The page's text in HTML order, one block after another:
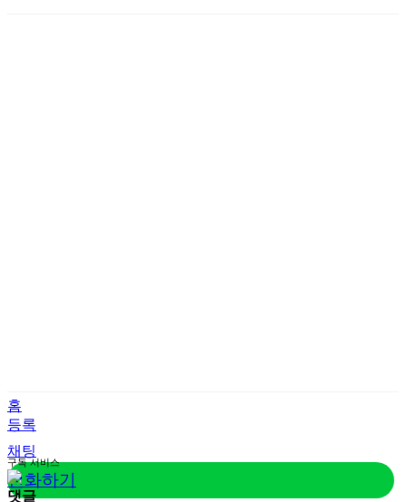
홈
등록
채팅
전화하기
구독 서비스
댓글